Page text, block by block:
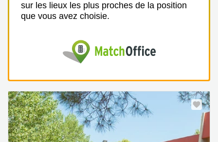
sur les lieux les plus proches de la position
que vous avez choisie.